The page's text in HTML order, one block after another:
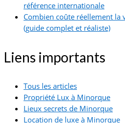
référence internationale
Combien coûte réellement la
(guide complet et réaliste)
Liens importants
Tous les articles
Propriété Lux à Minorque
Lieux secrets de Minorque
Location de luxe à Minorque